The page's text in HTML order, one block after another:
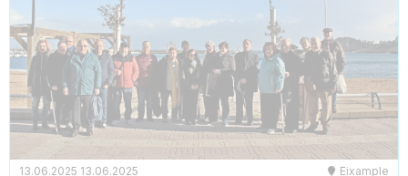
13.06.2025 13.06.2025 Eixample